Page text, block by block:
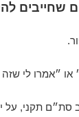
או ״אמרו לי
סת״ם תקני, על